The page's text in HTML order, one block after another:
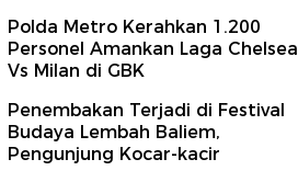
Polda Metro Kerahkan 1.200
Personel Amankan Laga Chelsea
Vs Milan di GBK
Penembakan Terjadi di Festival
Budaya Lembah Baliem,
Pengunjung Kocar-kacir